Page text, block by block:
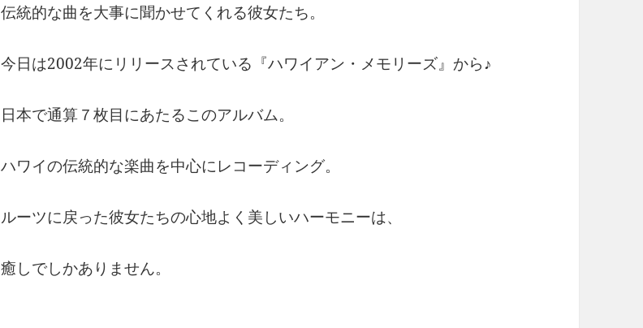
伝統的な曲を大事に聞かせてくれる彼女たち。
今日は2002年にリリースされている『ハワイアン・メモリーズ』から♪
日本で通算７枚目にあたるこのアルバム。
ハワイの伝統的な楽曲を中心にレコーディング。
ルーツに戻った彼女たちの心地よく美しいハーモニーは、
癒しでしかありません。